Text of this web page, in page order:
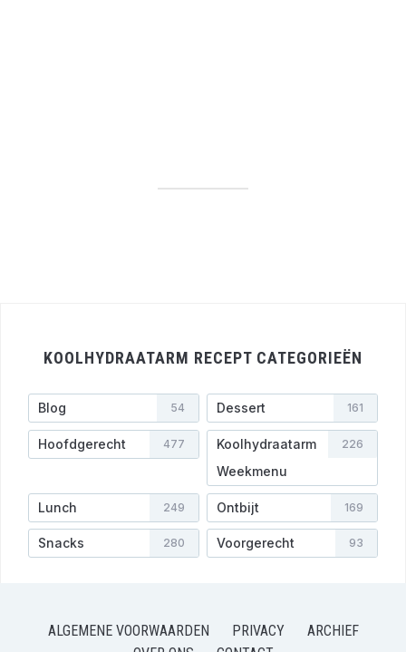
KOOLHYDRAATARM RECEPT CATEGORIEËN
Blog 54 Dessert 161
Hoofdgerecht 477
Koolhydraatarm
Weekmenu
226
Lunch 249 Ontbijt 169
Snacks 280 Voorgerecht 93
ALGEMENE VOORWAARDEN PRIVACY
ARCHIEF